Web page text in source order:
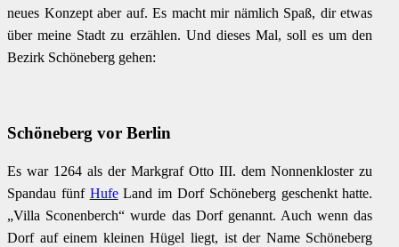
neues Konzept aber auf. Es macht mir nämlich Spaß, dir etwas
über meine Stadt zu erzählen. Und dieses Mal, soll es um den
Bezirk Schöneberg gehen:
Schöneberg vor Berlin
Es war 1264 als der Markgraf Otto III. dem Nonnenkloster zu
Spandau fünf HufeLand im Dorf Schöneberg geschenkt hatte.
„Villa Sconenberch“ wurde das Dorf genannt. Auch wenn das
Dorf auf einem kleinen Hügel liegt, ist der Name Schöneberg